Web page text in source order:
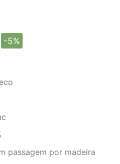
-5%
passagem por madeira